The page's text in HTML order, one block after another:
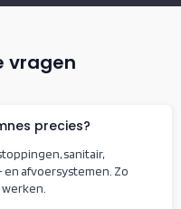
vragen
precies?
sanitair,
afvoersystemen. Zo